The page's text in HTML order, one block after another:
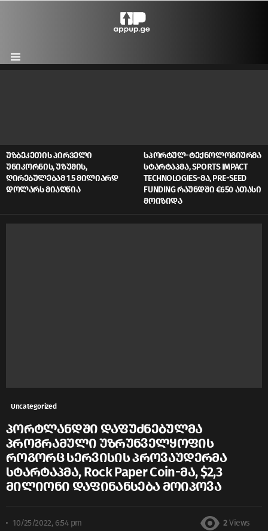
Menu
ᲣᲖᲑᲔᲙᲔᲗᲘᲡ ᲞᲘᲠᲕᲔᲚᲘ
ᲣᲜᲘᲙᲝᲠᲜᲘᲡ, ᲣᲖᲣᲛᲘᲡ,
ᲦᲘᲠᲔᲑᲣᲚᲔᲑᲐᲛ 1.5 ᲛᲘᲚᲘᲐᲠᲓ
ᲓᲝᲚᲐᲠᲡ ᲛᲘᲐᲦᲬᲘᲐ
ᲡᲞᲝᲠᲢᲣᲚ-ᲢᲔᲥᲜᲝᲚᲝᲒᲘᲣᲠᲛᲐ
ᲡᲢᲐᲠᲢᲐᲞᲛᲐ, SPORTS IMPACT
TECHNOLOGIES-ᲛᲐ, PRE-SEED
FUNDING ᲠᲐᲣᲜᲓᲨᲘ €650 ᲐᲗᲐᲡᲘ
ᲛᲝᲘᲖᲘᲓᲐ
Uncategorized
პორტლანდში დაფუძნებულმა
პროგრამული უზრუნველყოფის
როგორც სერვისის პროვაუდერმა
სტარტაპმა, Rock Paper Coin-მა, $2,3
მილიონი დაფინანსება მოიპოვა
10/25/2022, 6:54 pm 2 Views